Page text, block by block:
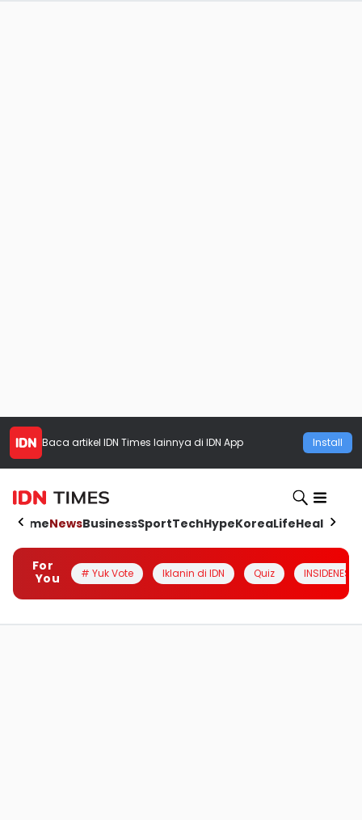
Baca artikel IDN Times lainnya di IDN App Install
HomeNewsBusinessSportTechHypeKoreaLifeHealth
For
You
# Yuk Vote Iklanin di IDN Quiz INSIDENESIA